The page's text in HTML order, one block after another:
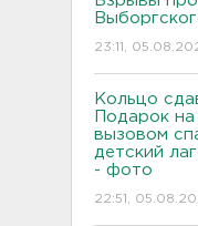
23:11,
Кольцо
Подарок
вызовом
детский
- фото
22:51,